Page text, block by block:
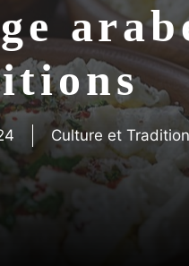
Culture et